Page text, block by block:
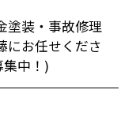
塗装・事故修理
にお任せくださ
中！)